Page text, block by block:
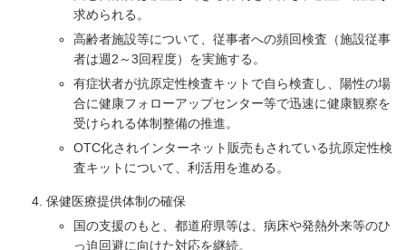
求められる。
高齢者施設等について、従事者への頻回検査（施設従事
者は週2～3回程度）を実施する。
有症状者が抗原定性検査キットで自ら検査し、陽性の場
合に健康フォローアップセンター等で迅速に健康観察を
受けられる体制整備の推進。
OTC化されインターネット販売もされている抗原定性検
査キットについて、利活用を進める。
保健医療提供体制の確保
国の支援のもと、都道府県等は、病床や発熱外来等のひ
っ迫回避に向けた対応を継続。